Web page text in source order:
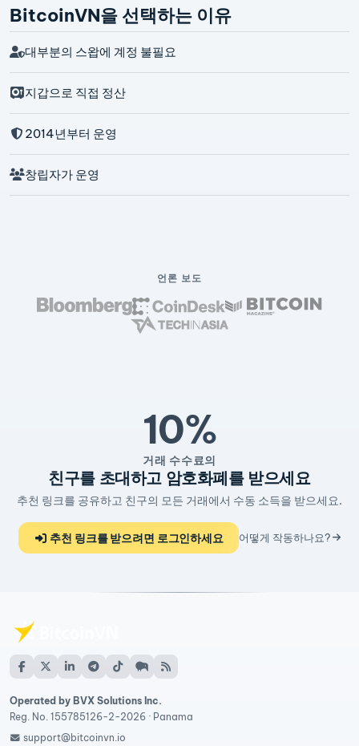
BitcoinVN을 선택하는 이유
대부분의 스왑에 계정 불필요
지갑으로 직접 정산
2014년부터 운영
창립자가 운영
언론 보도
10%
거래 수수료의
친구를 초대하고 암호화폐를 받으세요
추천 링크를 공유하고 친구의 모든 거래에서 수동 소득을 받으세요.
추천 링크를 받으려면 로그인하세요 어떻게 작동하나요?
Operated by BVX Solutions Inc.
Reg. No. 155785126-2-2026 · Panama
support@bitcoinvn.io